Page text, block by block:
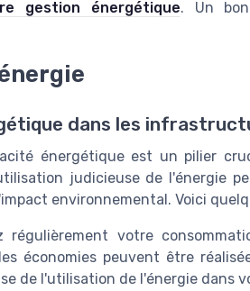
gestion énergétique. Un
dans les
énergétique est un pilier
judicieuse de l'énergie
environnemental. Voici
régulièrement votre
économies peuvent être
de l'utilisation de l'énergie dans